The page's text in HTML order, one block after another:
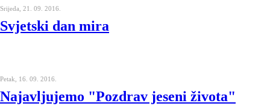
Srijeda, 21. 09. 2016.
Svjetski dan mira
Petak, 16. 09. 2016.
Najavljujemo "Pozdrav jeseni života"